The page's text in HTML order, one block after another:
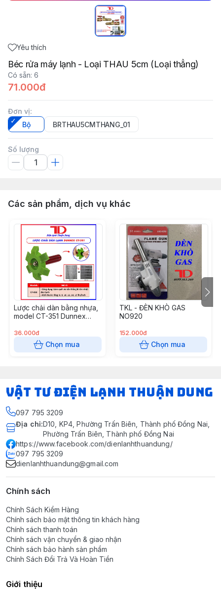
Yêu thích
Béc rửa máy lạnh - Loại THAU 5cm (Loại thẳng)
Có sẵn: 6
71.000đ
Đơn vị:
Bộ
BRTHAU5CMTHANG_01
Số lượng
Các sản phẩm, dịch vụ khác
Lược chải dàn bằng nhựa,
model CT-351 Dunnex
36.000đ
Chọn mua
TKL - ĐÈN KHÒ GAS
NO920
152.000đ
Chọn mua
VẬT TƯ ĐIỆN LẠNH THUẬN DUNG
097 795 3209
Địa chỉ:D10, KP4, Phường Trấn Biên, Thành phố Đồng Nai,
Phường Trấn Biên, Thành phố Đồng Nai
https://www.facebook.com/dienlanhthuandung/
097 795 3209
dienlanhthuandung@gmail.com
Chính sách
Chính Sách Kiểm Hàng
Chính sách bảo mật thông tin khách hàng
Chính sách thanh toán
Chính sách vận chuyển & giao nhận
Chính sách bảo hành sản phẩm
Chính Sách Đổi Trả Và Hoàn Tiền
Giới thiệu